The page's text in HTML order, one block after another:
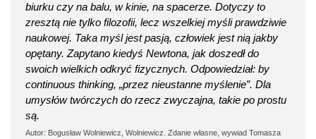
biurku czy na balu, w kinie, na spacerze. Dotyczy to
zresztą nie tylko filozofii, lecz wszelkiej myśli prawdziwie
naukowej. Taka myśl jest pasją, człowiek jest nią jakby
opętany. Zapytano kiedyś Newtona, jak doszedł do
swoich wielkich odkryć fizycznych. Odpowiedział: by
continuous thinking, „przez nieustanne myślenie”. Dla
umysłów twórczych do rzecz zwyczajna, takie po prostu
są.
Autor: Bogusław Wolniewicz, Wolniewicz. Zdanie własne, wywiad Tomasza